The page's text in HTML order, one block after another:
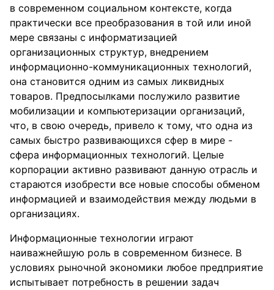
в современном социальном контексте, когда
практически все преобразования в той или иной
мере связаны с информатизацией
организационных структур, внедрением
информационно-коммуникационных технологий,
она становится одним из самых ликвидных
товаров. Предпосылками послужило развитие
мобилизации и компьютеризации организаций,
что, в свою очередь, привело к тому, что одна из
самых быстро развивающихся сфер в мире -
сфера информационных технологий. Целые
корпорации активно развивают данную отрасль и
стараются изобрести все новые способы обменом
информацией и взаимодействия между людьми в
организациях.
Информационные технологии играют
наиважнейшую роль в современном бизнесе. В
условиях рыночной экономики любое предприятие
испытывает потребность в решении задач